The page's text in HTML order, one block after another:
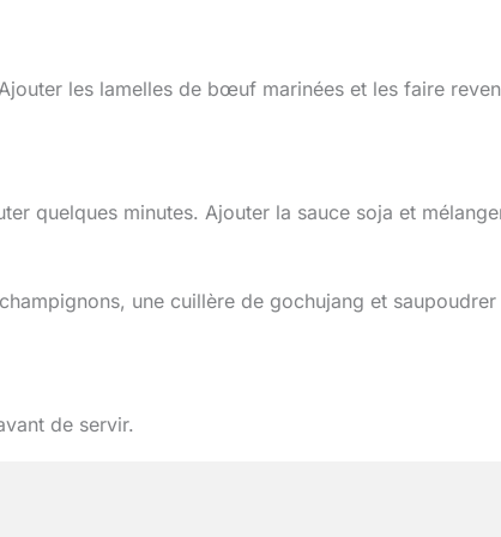
les lamelles de bœuf marinées et les faire
quelques minutes. Ajouter la sauce soja et
une cuillère de gochujang et saupoudrer
de servir.